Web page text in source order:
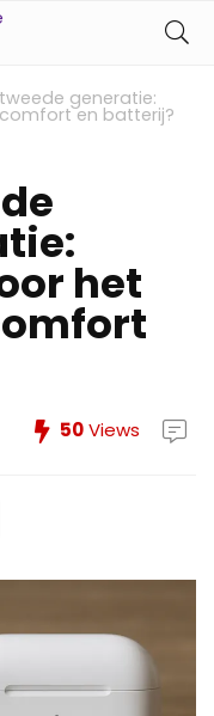
generatie:
en batterij?
het
50Views